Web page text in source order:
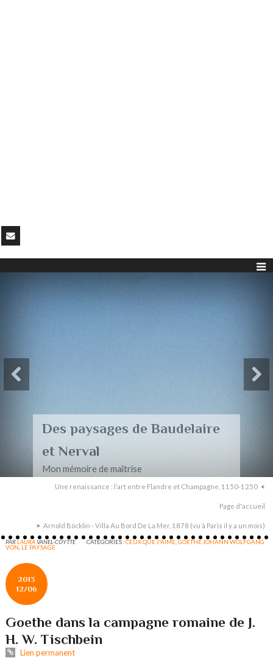
Des paysages de Baudelaire
et Nerval
Mon mémoire de maîtrise
Une renaissance : l’art entre Flandre et Champagne, 1150-1250
Page d'accueil
Arnold Böcklin - Villa Au Bord De La Mer, 1878 (vu à Paris il y a un mois)
PARLAURAVANEL-COYTTE CATÉGORIES :CEUX QUE J'AIME ,GOETHE JOHANN WOLFGANG
VON LE PAYSAGE
2013
12/06
Goethe dans la campagne romaine de J.
H. W. Tischbein
Lien permanent